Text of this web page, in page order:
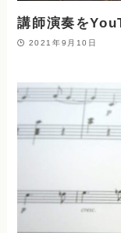
講師演奏を
2021年9月10日